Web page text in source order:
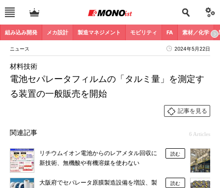
組み込み開発 メカ設計 製造マネジメント モビリティ FA 素材／化学
ニュース 2024年5月22日
電池セパレータフィルムの「タルミ量」を測定す
る装置の一般販売を開始
材料技術
記事を見る
関連記事 6 Articles
リチウムイオン電池からのレアメタル回収に
新技術、無機酸や有機溶媒を使わない
読む
大阪府でセパレータ原膜製造設備を増設、製
読む